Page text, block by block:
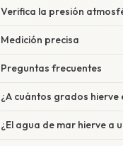
Verifica la presión
Medición precisa
Preguntas frecuentes
¿A cuántos grados
¿El agua de mar hierve a